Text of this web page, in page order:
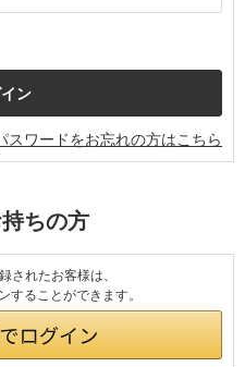
スワードをお忘れの方はこちら
ちの方
されたお客様は、
することができます。